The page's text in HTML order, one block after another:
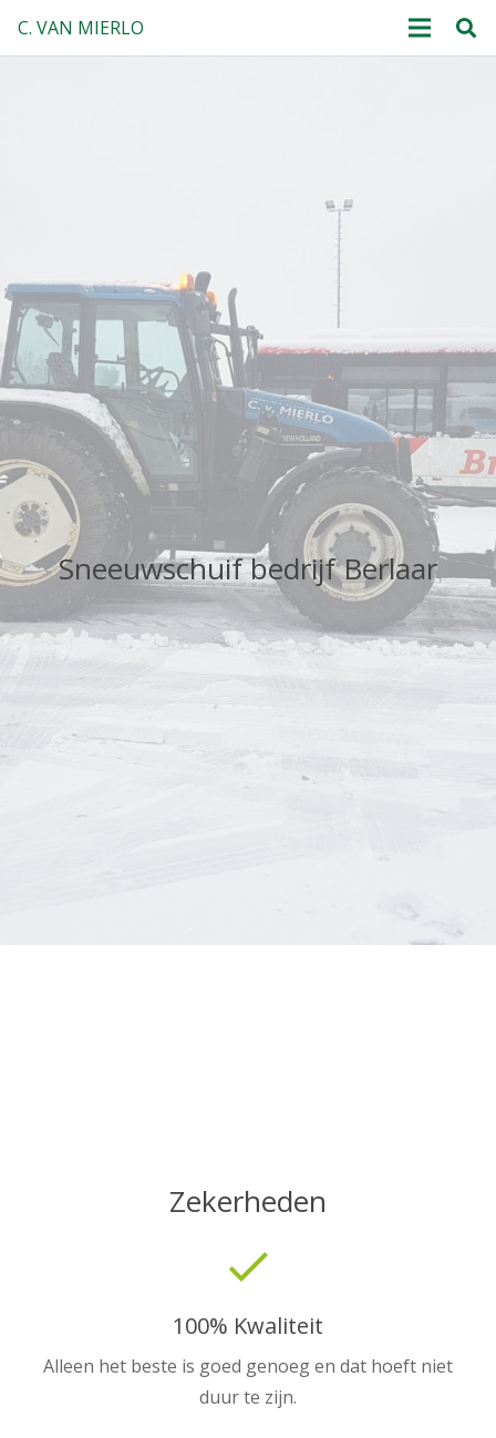
C. VAN MIERLO
Sneeuwschuif bedrijf Berlaar
Zekerheden
done
100% Kwaliteit
Alleen het beste is goed genoeg en dat hoeft niet
duur te zijn.